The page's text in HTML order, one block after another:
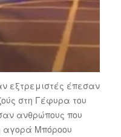
εξτρεμιστές έπεσαν
στη Γέφυρα του
ανθρώπους που
αγορά Μπόροου